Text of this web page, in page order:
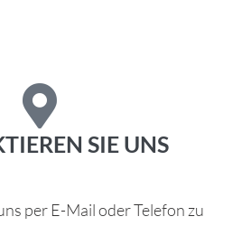
SIE UNS
per E-Mail oder Telefon zu